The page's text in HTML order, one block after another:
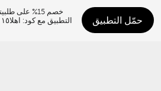
حمّل التطبيق